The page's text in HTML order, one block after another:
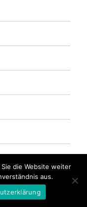
von WordPress
die Website weiter
aus.